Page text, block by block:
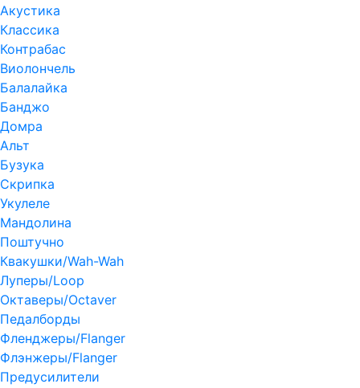
Акустика
Классика
Контрабас
Виолончель
Балалайка
Банджо
Домра
Альт
Бузука
Скрипка
Укулеле
Мандолина
Поштучно
Квакушки/Wah-Wah
Луперы/Loop
Октаверы/Octaver
Педалборды
Фленджеры/Flanger
Флэнжеры/Flanger
Предусилители